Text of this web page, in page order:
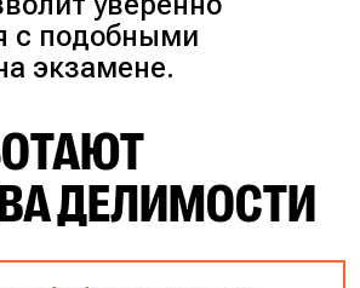
с подобными
экзамене.
ДЕЛИМОСТИ